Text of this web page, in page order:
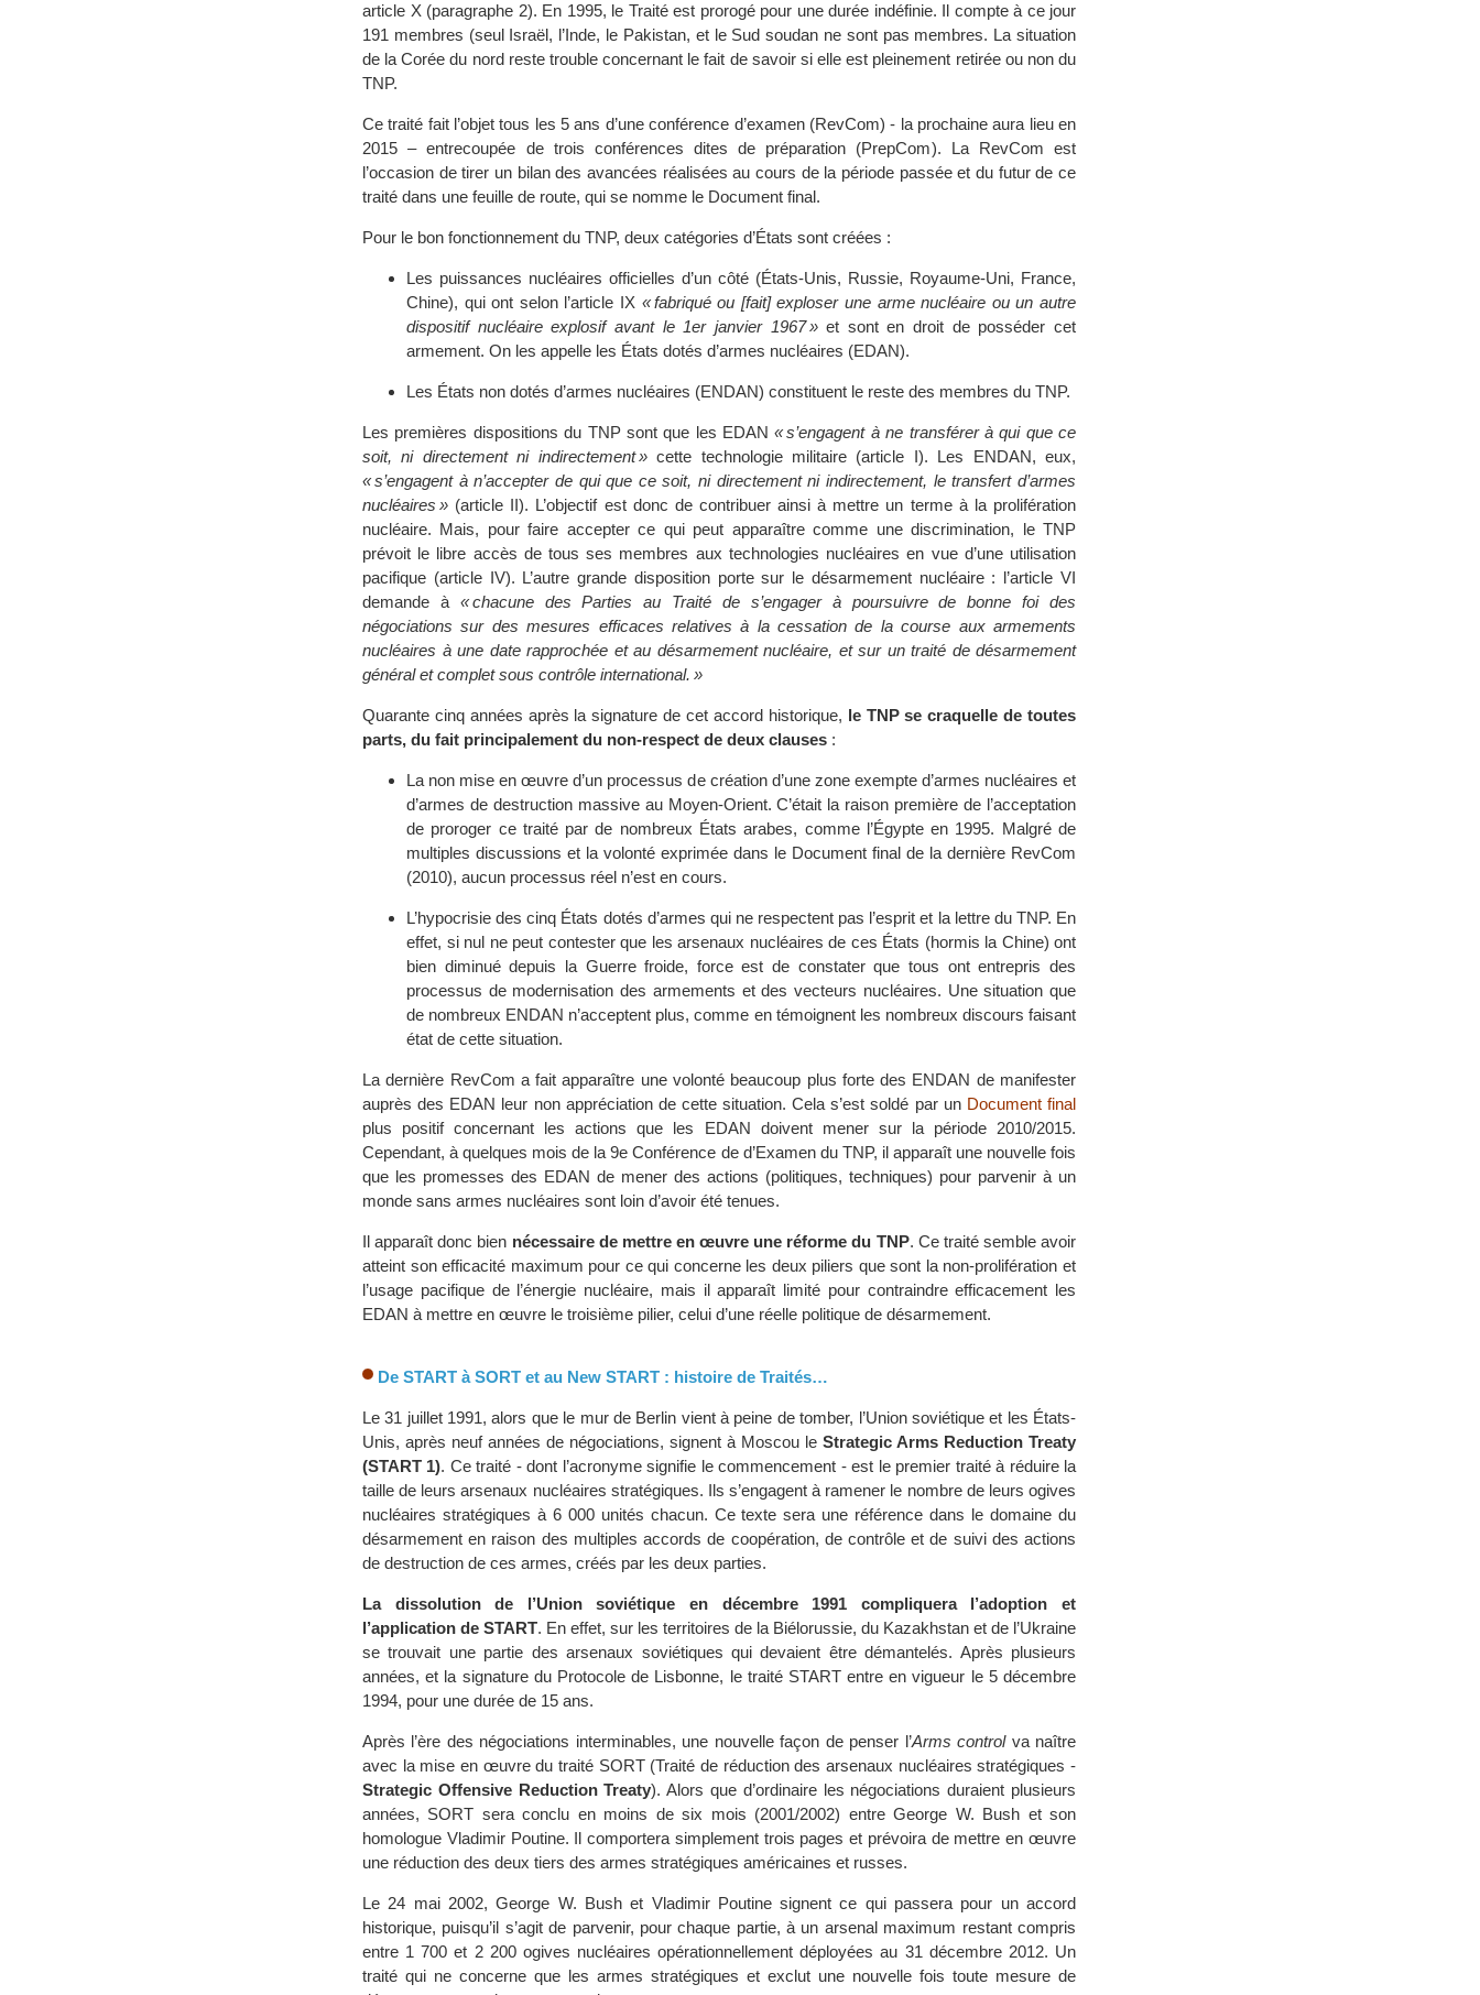
article X (paragraphe 2). En 1995, le Traité est prorogé pour une durée indéfinie. Il compte à ce jour
191 membres (seul Israël, l’Inde, le Pakistan, et le Sud soudan ne sont pas membres. La situation
de la Corée du nord reste trouble concernant le fait de savoir si elle est pleinement retirée ou non du
TNP.
Ce traité fait l’objet tous les 5 ans d’une conférence d’examen (RevCom) - la prochaine aura lieu en
2015 – entrecoupée de trois conférences dites de préparation (PrepCom). La RevCom est
l’occasion de tirer un bilan des avancées réalisées au cours de la période passée et du futur de ce
traité dans une feuille de route, qui se nomme le Document final.
Pour le bon fonctionnement du TNP, deux catégories d’États sont créées :
Les puissances nucléaires officielles d’un côté (États-Unis, Russie, Royaume-Uni, France,
Chine), qui ont selon l’article IX « fabriqué ou [fait] exploser une arme nucléaire ou un autre
dispositif nucléaire explosif avant le 1er janvier 1967 »et sont en droit de posséder cet
armement. On les appelle les États dotés d’armes nucléaires (EDAN).
Les États non dotés d’armes nucléaires (ENDAN) constituent le reste des membres du TNP.
Les premières dispositions du TNP sont que les EDAN« s’engagent à ne transférer à qui que ce
soit, ni directement ni indirectement »cette technologie militaire (article I). Les ENDAN, eux,
« s’engagent à n’accepter de qui que ce soit, ni directement ni indirectement, le transfert d’armes
nucléaires » (article II). L’objectif est donc de contribuer ainsi à mettre un terme à la prolifération
nucléaire. Mais, pour faire accepter ce qui peut apparaître comme une discrimination, le TNP
prévoit le libre accès de tous ses membres aux technologies nucléaires en vue d’une utilisation
pacifique (article IV). L’autre grande disposition porte sur le désarmement nucléaire : l’article VI
demande à « chacune des Parties au Traité de s’engager à poursuivre de bonne foi des
négociations sur des mesures efficaces relatives à la cessation de la course aux armements
nucléaires à une date rapprochée et au désarmement nucléaire, et sur un traité de désarmement
général et complet sous contrôle international. »
Quarante cinq années après la signature de cet accord historique, le TNP se craquelle de toutes
parts, du fait principalement du non-respect de deux clauses :
La non mise en œuvre d’un processus de création d’une zone exempte d’armes nucléaires et
d’armes de destruction massive au Moyen-Orient. C’était la raison première de l’acceptation
de proroger ce traité par de nombreux États arabes, comme l’Égypte en 1995. Malgré de
multiples discussions et la volonté exprimée dans le Document final de la dernière RevCom
(2010), aucun processus réel n’est en cours.
L’hypocrisie des cinq États dotés d’armes qui ne respectent pas l’esprit et la lettre du TNP. En
effet, si nul ne peut contester que les arsenaux nucléaires de ces États (hormis la Chine) ont
bien diminué depuis la Guerre froide, force est de constater que tous ont entrepris des
processus de modernisation des armements et des vecteurs nucléaires. Une situation que
de nombreux ENDAN n’acceptent plus, comme en témoignent les nombreux discours faisant
état de cette situation.
La dernière RevCom a fait apparaître une volonté beaucoup plus forte des ENDAN de manifester
auprès des EDAN leur non appréciation de cette situation. Cela s’est soldé par un Document final
plus positif concernant les actions que les EDAN doivent mener sur la période 2010/2015.
Cependant, à quelques mois de la 9e Conférence de d’Examen du TNP, il apparaît une nouvelle fois
que les promesses des EDAN de mener des actions (politiques, techniques) pour parvenir à un
monde sans armes nucléaires sont loin d’avoir été tenues.
Il apparaît donc bien nécessaire de mettre en œuvre une réforme du TNP. Ce traité semble avoir
atteint son efficacité maximum pour ce qui concerne les deux piliers que sont la non-prolifération et
l’usage pacifique de l’énergie nucléaire, mais il apparaît limité pour contraindre efficacement les
EDAN à mettre en œuvre le troisième pilier, celui d’une réelle politique de désarmement.
De START à SORT et au New START : histoire de Traités…
Le 31 juillet 1991, alors que le mur de Berlin vient à peine de tomber, l’Union soviétique et les États-
Unis, après neuf années de négociations, signent à Moscou le Strategic Arms Reduction Treaty
(START 1). Ce traité - dont l’acronyme signifie le commencement - est le premier traité à réduire la
taille de leurs arsenaux nucléaires stratégiques. Ils s’engagent à ramener le nombre de leurs ogives
nucléaires stratégiques à 6 000 unités chacun. Ce texte sera une référence dans le domaine du
désarmement en raison des multiples accords de coopération, de contrôle et de suivi des actions
de destruction de ces armes, créés par les deux parties.
La dissolution de l’Union soviétique en décembre 1991 compliquera l’adoption et
l’application de START. En effet, sur les territoires de la Biélorussie, du Kazakhstan et de l’Ukraine
se trouvait une partie des arsenaux soviétiques qui devaient être démantelés. Après plusieurs
années, et la signature du Protocole de Lisbonne, le traité START entre en vigueur le 5 décembre
1994, pour une durée de 15 ans.
Après l’ère des négociations interminables, une nouvelle façon de penser l’Arms controlva naître
avec la mise en œuvre du traité SORT (Traité de réduction des arsenaux nucléaires stratégiques -
Strategic Offensive Reduction Treaty). Alors que d’ordinaire les négociations duraient plusieurs
années, SORT sera conclu en moins de six mois (2001/2002) entre George W. Bush et son
homologue Vladimir Poutine. Il comportera simplement trois pages et prévoira de mettre en œuvre
une réduction des deux tiers des armes stratégiques américaines et russes.
Le 24 mai 2002, George W. Bush et Vladimir Poutine signent ce qui passera pour un accord
historique, puisqu’il s’agit de parvenir, pour chaque partie, à un arsenal maximum restant compris
entre 1 700 et 2 200 ogives nucléaires opérationnellement déployées au 31 décembre 2012. Un
traité qui ne concerne que les armes stratégiques et exclut une nouvelle fois toute mesure de